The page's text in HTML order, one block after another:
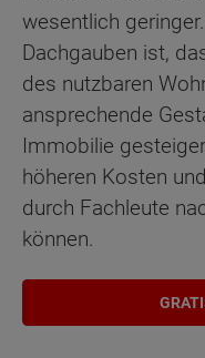
wesentlich
Dachgauben ist,
des nutzbaren
ansprechende
Immobilie
höheren Kosten
durch Fachleute
können.